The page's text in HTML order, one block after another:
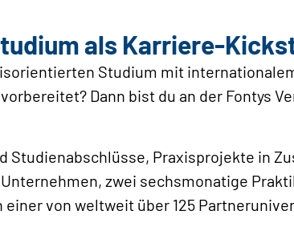
als Karriere-
Studium mit
Dann bist du an der Fontys
Studienabschlüsse, Praxisprojekte in
zwei sechsmonatige
von weltweit über 125